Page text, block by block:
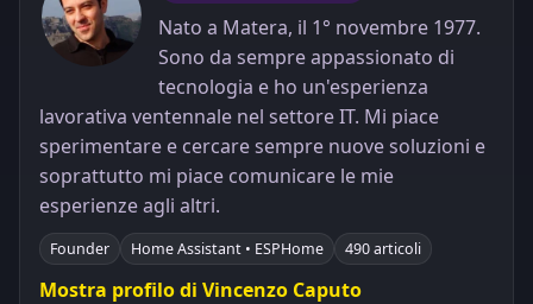
Nato a Matera, il 1° novembre 1977.
Sono da sempre appassionato di
tecnologia e ho un'esperienza
lavorativa ventennale nel settore IT. Mi piace
sperimentare e cercare sempre nuove soluzioni e
soprattutto mi piace comunicare le mie
esperienze agli altri.
Founder Home Assistant • ESPHome 490 articoli
Mostra profilo di Vincenzo Caputo